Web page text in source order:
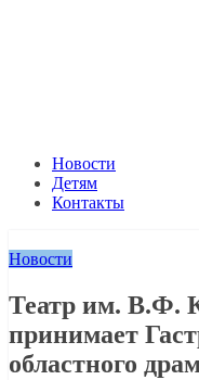
Новости
Детям
Контакты
Новости
Театр им. В.Ф.
принимает
областного